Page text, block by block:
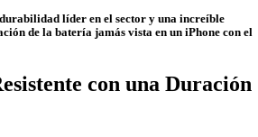
líder en el sector y una increíble
de la batería jamás vista en un iPhone con el
con una Duración